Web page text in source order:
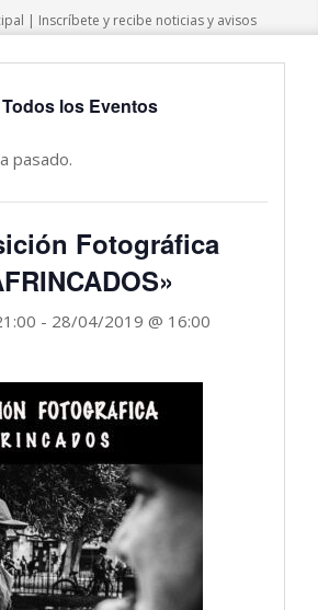
| Inscríbete y recibe noticias y avisos
Todos los Eventos
pasado.
Fotográfica
- 28/04/2019 @ 16:00